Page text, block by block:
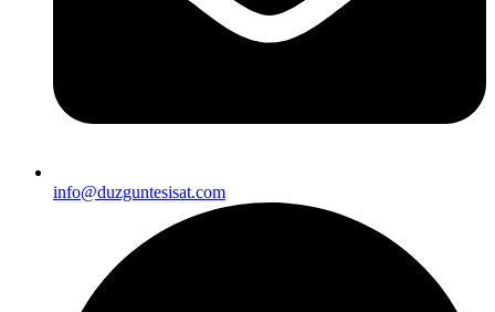
info@duzguntesisat.com